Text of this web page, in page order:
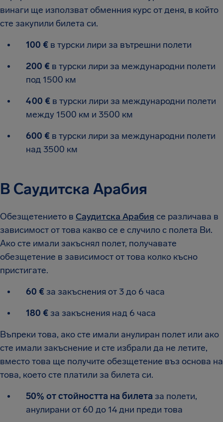
винаги ще използват обменния курс от деня, в който
сте закупили билета си.
100 € в турски лири за вътрешни полети
200 € в турски лири за международни полети
под 1500 км
400 € в турски лири за международни полети
между 1500 км и 3500 км
600 € в турски лири за международни полети
над 3500 км
В Саудитска Арабия
Обезщетението в Саудитска Арабия се различава в
зависимост от това какво се е случило с полета Ви.
Ако сте имали закъснял полет, получавате
обезщетение в зависимост от това колко късно
пристигате.
60 €за закъснения от 3 до 6 часа
180 €за закъснения над 6 часа
Въпреки това, ако сте имали анулиран полет или ако
сте имали закъснение и сте избрали да не летите,
вместо това ще получите обезщетение въз основа на
това, което сте платили за билета си.
50% от стойността на билета за полети,
анулирани от 60 до 14 дни преди това